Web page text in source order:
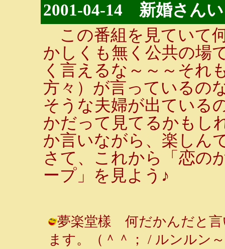
2001-04-14 新婚さん
この番組を見ていて
かしくも無く公共の場
く言えるな～～～それ
方々）が言っているの
そうな夫婦が出ている
かだって見てるかもし
か言いながら、楽しん
さて、これから「恋の
ープ」を見よう♪
夢楽堂樣 何だかんだと言
ます。（＾＾； / ルンルン